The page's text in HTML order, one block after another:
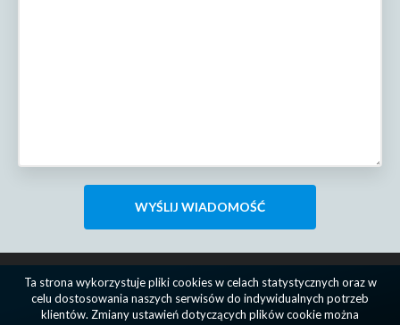
Ta strona wykorzystuje pliki cookies w celach statystycznych oraz w
celu dostosowania naszych serwisów do indywidualnych potrzeb
klientów. Zmiany ustawień dotyczących plików cookie można